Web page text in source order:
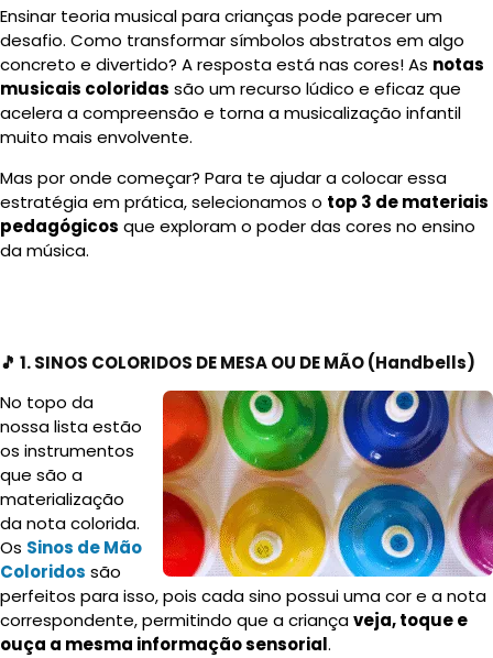
Ensinar teoria musical para crianças pode parecer um
desafio. Como transformar símbolos abstratos em algo
concreto e divertido? A resposta está nas cores! As notas
musicais coloridas são um recurso lúdico e eficaz que
acelera a compreensão e torna a musicalização infantil
muito mais envolvente.
Mas por onde começar? Para te ajudar a colocar essa
estratégia em prática, selecionamos o top 3 de materiais
pedagógicos que exploram o poder das cores no ensino
da música.
🎵 1. SINOS COLORIDOS DE MESA OU DE MÃO (Handbells)
No topo da
nossa lista estão
os instrumentos
que são a
materialização
da nota colorida.
Os Sinos de Mão
Coloridos são
perfeitos para isso, pois cada sino possui uma cor e a nota
correspondente, permitindo que a criançaveja, toque e
ouça a mesma informação sensorial.